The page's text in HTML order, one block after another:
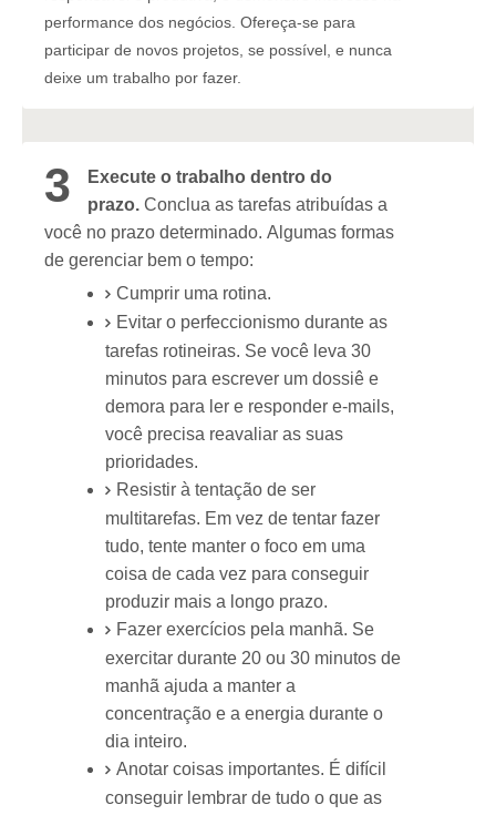
performance dos negócios. Ofereça-se para
participar de novos projetos, se possível, e nunca
deixe um trabalho por fazer.
3
Execute o trabalho dentro do
prazo. Conclua as tarefas atribuídas a
você no prazo determinado. Algumas formas
de gerenciar bem o tempo:
Cumprir uma rotina.
Evitar o perfeccionismo durante as
tarefas rotineiras. Se você leva 30
minutos para escrever um dossiê e
demora para ler e responder e-mails,
você precisa reavaliar as suas
prioridades.
Resistir à tentação de ser
multitarefas. Em vez de tentar fazer
tudo, tente manter o foco em uma
coisa de cada vez para conseguir
produzir mais a longo prazo.
Fazer exercícios pela manhã. Se
exercitar durante 20 ou 30 minutos de
manhã ajuda a manter a
concentração e a energia durante o
dia inteiro.
Anotar coisas importantes. É difícil
conseguir lembrar de tudo o que as